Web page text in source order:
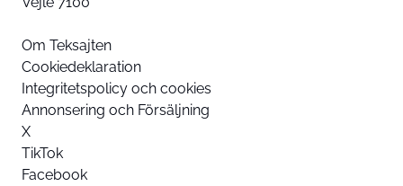
Om Teksajten
Cookiedeklaration
Integritetspolicy och cookies
Annonsering och Försäljning
X
TikTok
Facebook